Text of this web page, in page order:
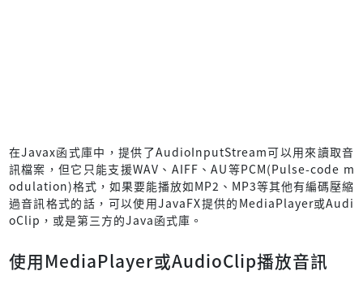
在Javax函式庫中，提供了AudioInputStream可以用來讀取音
訊檔案，但它只能支援WAV、AIFF、AU等PCM(Pulse-code m
odulation)格式，如果要能播放如MP2、MP3等其他有編碼壓縮
過音訊格式的話，可以使用JavaFX提供的MediaPlayer或Audi
oClip，或是第三方的Java函式庫。
使用MediaPlayer或AudioClip播放音訊